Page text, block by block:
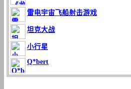
雷电宇宙飞船射击游戏
坦克大战
小行星
Q*bert